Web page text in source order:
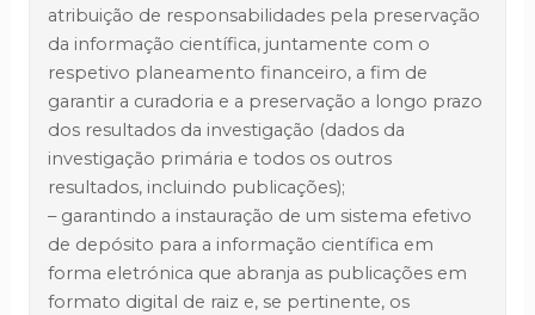
atribuição de responsabilidades pela preservação
da informação científica, juntamente com o
respetivo planeamento financeiro, a fim de
garantir a curadoria e a preservação a longo prazo
dos resultados da investigação (dados da
investigação primária e todos os outros
resultados, incluindo publicações);
– garantindo a instauração de um sistema efetivo
de depósito para a informação científica em
forma eletrónica que abranja as publicações em
formato digital de raiz e, se pertinente, os